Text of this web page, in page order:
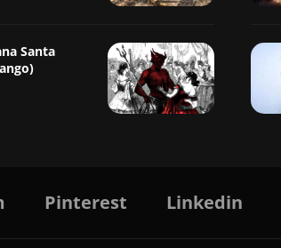
Santa
Pinterest Linkedin